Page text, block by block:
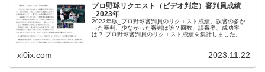
プロ野球リクエスト（ビデオ判定）審判員成績
_2023年
2023年版_プロ野球審判員のリクエスト成績。誤審の多か
った審判、少なかった審判は誰？回数、誤審率、成功率
は？ プロ野球審判員のリクエスト成績を集計しました。厳
xi0ix.com 2023.11.22